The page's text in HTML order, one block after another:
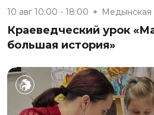
10 авг 10:00 - 18:00
Краеведческий урок
большая история»